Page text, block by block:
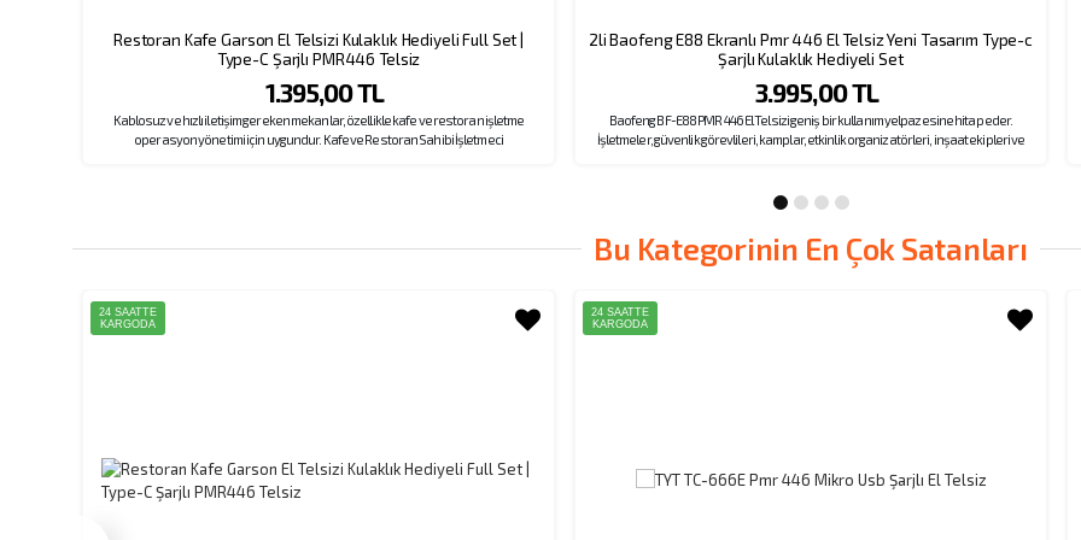
Restoran Kafe Garson El Telsizi Kulaklık Hediyeli Full Set |
Type-C Şarjlı PMR446 Telsiz
1.395,00 TL
Kablosuz ve hızlı iletişim gereken mekanlar, özellikle kafe ve restoran işletme
operasyon yönetimi için uygundur. Kafe ve Restoran Sahibi İşletmeci
2li Baofeng E88 Ekranlı Pmr 446 El Telsiz Yeni Tasarım Type-c
Şarjlı Kulaklık Hediyeli Set
3.995,00 TL
Baofeng BF-E88 PMR 446 El Telsizi geniş bir kullanım yelpazesine hitap eder.
İşletmeler, güvenlik görevlileri, kamplar, etkinlik organizatörleri, inşaat ekipleri ve
seçme, melodili çağrı gönderme, el feneri özellikleri ön plandadır. Ürünümüz
Bu Kategorinin En Çok Satanları
24 SAATTE
KARGODA
24 SAATTE
KARGODA